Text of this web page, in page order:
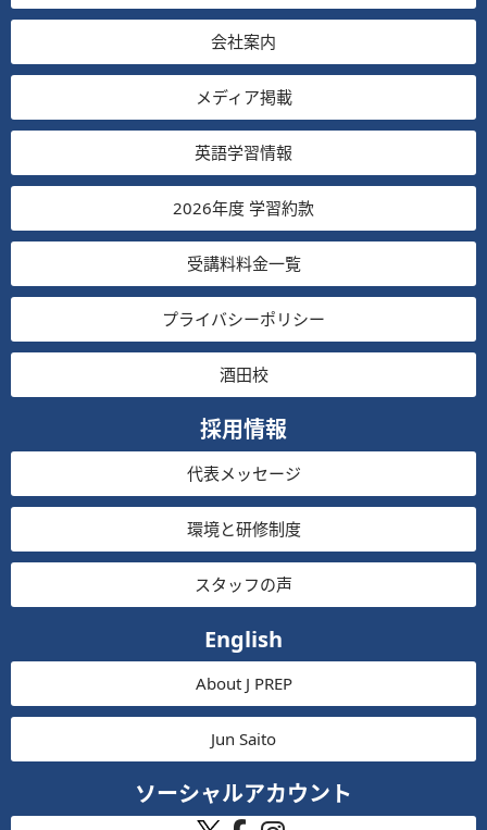
会社案内
メディア掲載
英語学習情報
2026年度 学習約款
受講料料金一覧
プライバシーポリシー
酒田校
採用情報
代表メッセージ
環境と研修制度
スタッフの声
English
About J PREP
Jun Saito
ソーシャルアカウント